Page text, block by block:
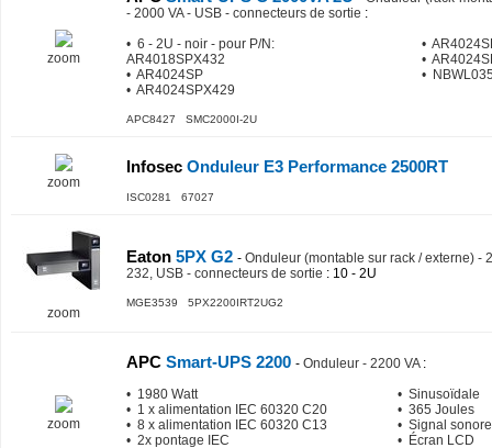
zoom
- 2000 VA - USB - connecteurs de sortie :
• 6 - 2U - noir - pour P/N:
AR4018SPX432
• AR4024SP
• AR4024SPX429
•
•
•
APC8427 SMC2000I-2U
zoom
Infosec Onduleur E3 Performance 2500RT
ISC0281 67027
zoom
Eaton 5PX G2 - Onduleur (montable sur rack / externe) -
232, USB - connecteurs de sortie : 10 - 2U
MGE3539 5PX2200IRT2UG2
zoom
APC Smart-UPS 2200 - Onduleur - 2200 VA:
• 1980 Watt
• 1 x alimentation IEC 60320 C20
• 8 x alimentation IEC 60320 C13
• 2x pontage IEC
• Sinusoïdale
• 365 Joules
• Signal sonore
• Écran LCD